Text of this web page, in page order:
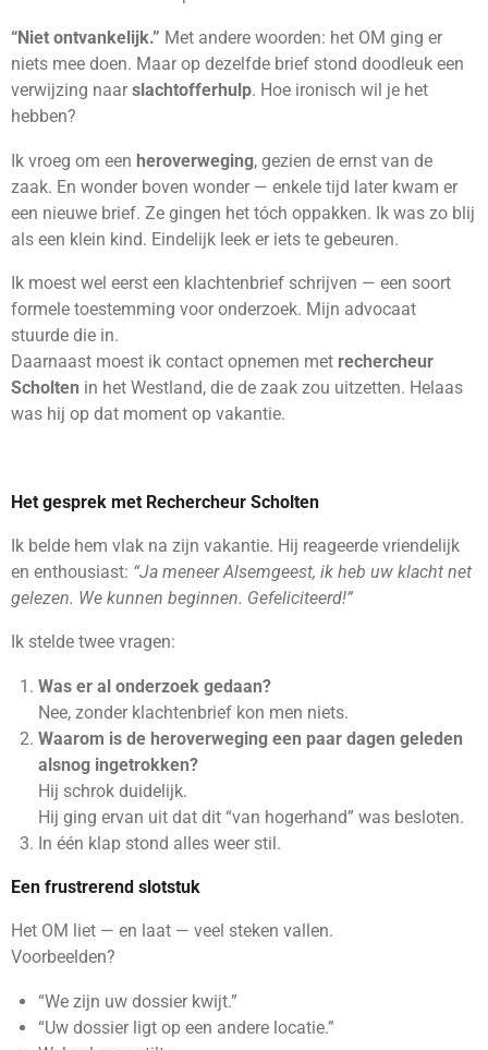
“Niet ontvankelijk.” Met andere woorden: het OM ging er
niets mee doen. Maar op dezelfde brief stond doodleuk een
verwijzing naarslachtofferhulp. Hoe ironisch wil je het
hebben?
Ik vroeg om een heroverweging, gezien de ernst van de
zaak. En wonder boven wonder — enkele tijd later kwam er
een nieuwe brief. Ze gingen het tóch oppakken. Ik was zo blij
als een klein kind. Eindelijk leek er iets te gebeuren.
Ik moest wel eerst een klachtenbrief schrijven — een soort
formele toestemming voor onderzoek. Mijn advocaat
stuurde die in.
Daarnaast moest ik contact opnemen met rechercheur
Scholten in het Westland, die de zaak zou uitzetten. Helaas
was hij op dat moment op vakantie.
Het gesprek met Rechercheur Scholten
Ik belde hem vlak na zijn vakantie. Hij reageerde vriendelijk
en enthousiast: “Ja meneer Alsemgeest, ik heb uw klacht net
gelezen. We kunnen beginnen. Gefeliciteerd!”
Ik stelde twee vragen:
Was er al onderzoek gedaan?
Nee, zonder klachtenbrief kon men niets.
Waarom is de heroverweging een paar dagen geleden
alsnog ingetrokken?
Hij schrok duidelijk.
Hij ging ervan uit dat dit “van hogerhand” was besloten.
In één klap stond alles weer stil.
Een frustrerend slotstuk
Het OM liet — en laat — veel steken vallen.
Voorbeelden?
“We zijn uw dossier kwijt.”
“Uw dossier ligt op een andere locatie.”